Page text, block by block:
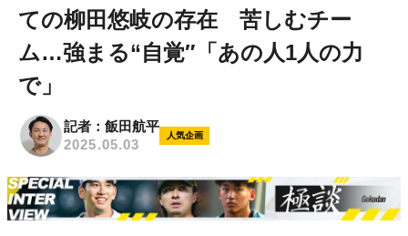
ての柳田悠岐の存在 苦しむチー
ム…強まる“自覚″「あの人1人の力
で」
記者：飯田航平
2025.05.03
人気企画